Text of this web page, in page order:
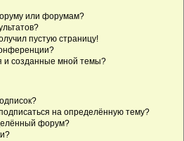
или форумам?
пустую страницу!
и созданные мной темы?
на определённую тему?
форум?